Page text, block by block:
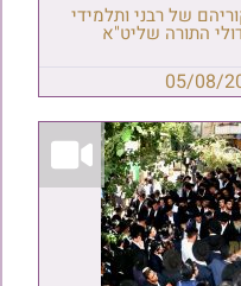
של רבני ותלמידי
התורה שליט"א
05/08/